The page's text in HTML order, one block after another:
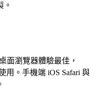
。
面瀏覽器體驗最佳，
用。手機端 iOS Safari 與